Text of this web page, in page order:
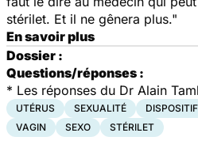
stérilet. Et il ne gênera plus."
En savoir plus
Dossier :
Questions/réponses :
* Les réponses du Dr Alain
UTÉRUS SEXUALITÉ
VAGIN
SEXO STÉRILET